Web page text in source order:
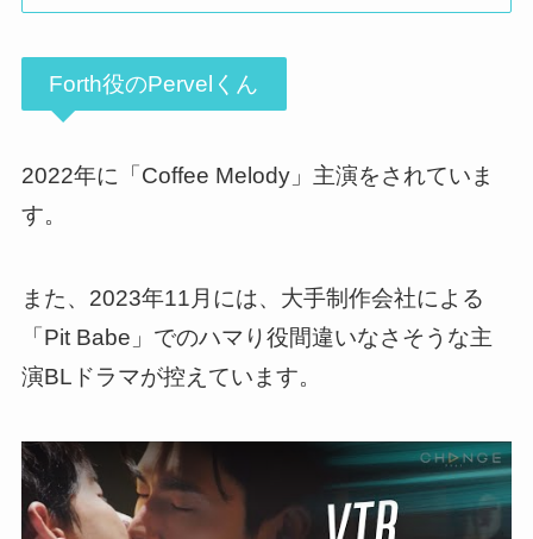
Forth役のPervelくん
2022年に「Coffee Melody」主演をされていま
す。
また、2023年11月には、大手制作会社による
「Pit Babe」でのハマり役間違いなさそうな主
演BLドラマが控えています。
この動画を YouTube で視聴